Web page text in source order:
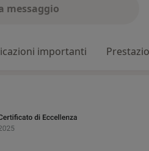
messaggio
importanti